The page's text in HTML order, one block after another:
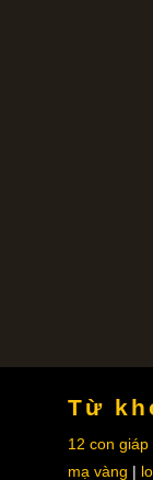
Từ
12 con giáp
mạ vàng